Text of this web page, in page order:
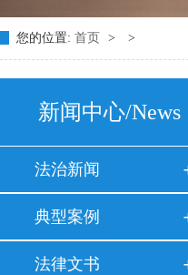
您的位置: 首页 > >
新闻中心/News
法治新闻
典型案例
法律文书